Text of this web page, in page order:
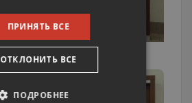
ПРИНЯТЬ ВСЕ
ОТКЛОНИТЬ ВСЕ
ПОДРОБНЕЕ